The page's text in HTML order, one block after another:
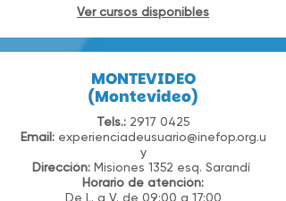
Ver cursos disponibles
MONTEVIDEO
(Montevideo)
Tels.: 2917 0425
Email: experienciadeusuario@inefop.org.u
y
Dirección: Misiones 1352 esq. Sarandí
Horario de atención:
De L. a V. de 09:00 a 17:00